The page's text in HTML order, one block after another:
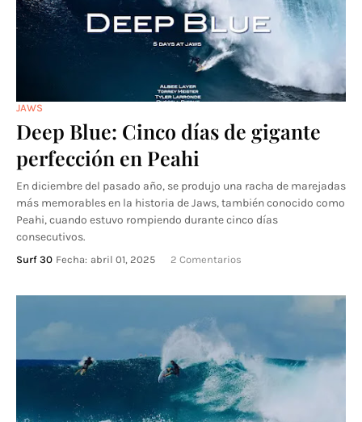
JAWS
Deep Blue: Cinco días de gigante
perfección en Peahi
En diciembre del pasado año, se produjo una racha de marejadas
más memorables en la historia de Jaws, también conocido como
Peahi, cuando estuvo rompiendo durante cinco días
consecutivos.
Surf 30 Fecha: abril 01, 2025 2 Comentarios